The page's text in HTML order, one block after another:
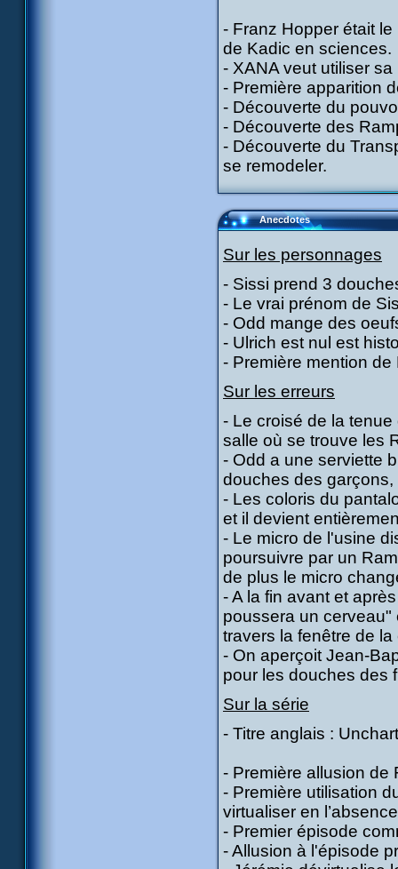
- Franz Hopper était
de Kadic en sciences.
- XANA veut utiliser
- Première apparition
- Découverte du
- Découverte des
- Découverte du
se remodeler.
Anecdotes
Sur les personnages
- Sissi prend 3
- Le vrai prénom de
- Odd mange des
- Ulrich est nul est
- Première mention de
Sur les erreurs
- Le croisé de la
salle où se trouve les
- Odd a une serviette
douches des
- Les coloris du
et il devient
- Le micro de l'usine
poursuivre par un
de plus le micro
- A la fin avant et
poussera un cerveau"
travers la fenêtre de
- On aperçoit Jean-
pour les douches des
Sur la série
- Titre anglais :
- Première allusion de
- Première utilisation
virtualiser en
- Premier épisode
- Allusion à l'épisode